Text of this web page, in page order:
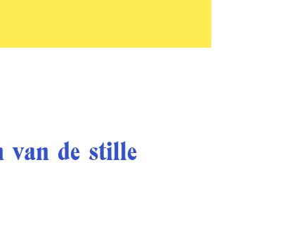
van de stille